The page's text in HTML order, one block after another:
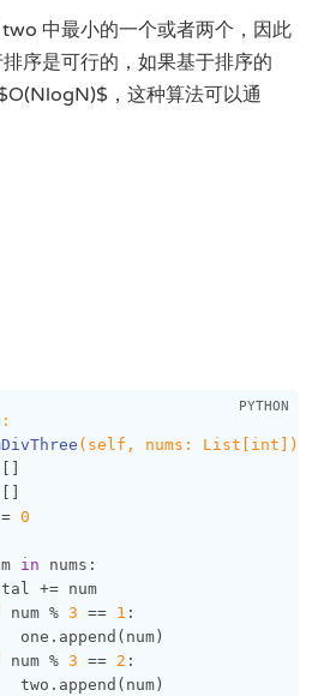
中最小的一个或者两个，因此
序是可行的，如果基于排序的
，这种算法可以通
:
(self, nums: List[int])
0
in nums:
+= num
num % 3 == 1 :
one.append(num)
num % 3 == 2 :
two.append(num)